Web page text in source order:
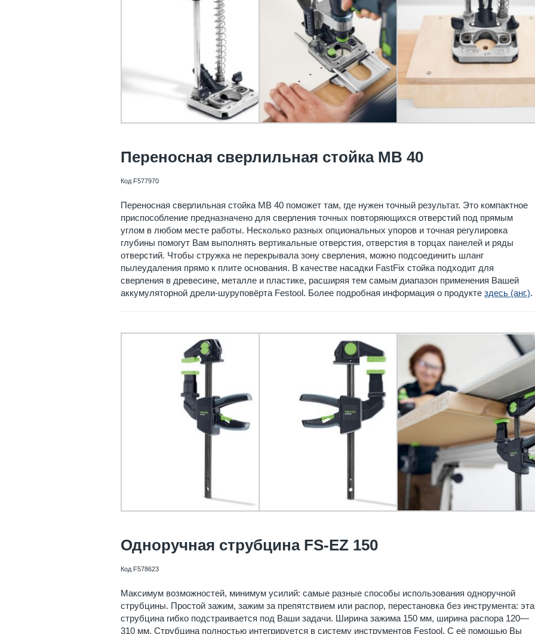
Переносная сверлильная стойка MB 40
Код F577970
Переносная сверлильная стойка MB 40 поможет там, где нужен точный результат. Это компактное
приспособление предназначено для сверления точных повторяющихся отверстий под прямым
углом в любом месте работы. Несколько разных опциональных упоров и точная регулировка
глубины помогут Вам выполнять вертикальные отверстия, отверстия в торцах панелей и ряды
отверстий. Чтобы стружка не перекрывала зону сверления, можно подсоединить шланг
пылеудаления прямо к плите основания. В качестве насадки FastFix стойка подходит для
сверления в древесине, металле и пластике, расширяя тем самым диапазон применения Вашей
аккумуляторной дрели-шуруповёрта Festool. Более подробная информация о продукте здесь (анг.).
Одноручная струбцина FS-EZ 150
Код F578623
Максимум возможностей, минимум усилий: самые разные способы использования одноручной
струбцины. Простой зажим, зажим за препятствием или распор, перестановка без инструмента: эта
струбцина гибко подстраивается под Ваши задачи. Ширина зажима 150 мм, ширина распора 120—
310 мм. Струбцина полностью интегрируется в систему инструментов Festool. С её помощью Вы